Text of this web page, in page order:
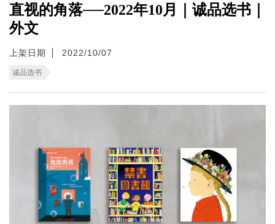
直视的角落──2022年10月｜诚品选书｜
外文
上架日期 2022/10/07
诚品选书